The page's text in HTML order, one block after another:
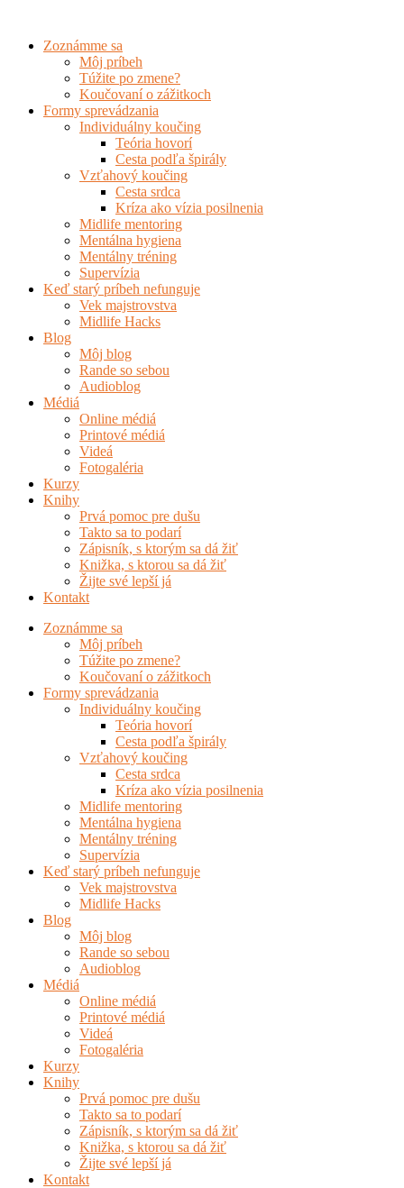
obsah
Zoznámme sa
Môj príbeh
Túžite po zmene?
Koučovaní o zážitkoch
Formy sprevádzania
Individuálny koučing
Teória hovorí
Cesta podľa špirály
Vzťahový koučing
Cesta srdca
Kríza ako vízia posilnenia
Midlife mentoring
Mentálna hygiena
Mentálny tréning
Supervízia
Keď starý príbeh nefunguje
Vek majstrovstva
Midlife Hacks
Blog
Môj blog
Rande so sebou
Audioblog
Médiá
Online médiá
Printové médiá
Videá
Fotogaléria
Kurzy
Knihy
Prvá pomoc pre dušu
Takto sa to podarí
Zápisník, s ktorým sa dá žiť
Knižka, s ktorou sa dá žiť
Žijte své lepší já
Kontakt
Zoznámme sa
Môj príbeh
Túžite po zmene?
Koučovaní o zážitkoch
Formy sprevádzania
Individuálny koučing
Teória hovorí
Cesta podľa špirály
Vzťahový koučing
Cesta srdca
Kríza ako vízia posilnenia
Midlife mentoring
Mentálna hygiena
Mentálny tréning
Supervízia
Keď starý príbeh nefunguje
Vek majstrovstva
Midlife Hacks
Blog
Môj blog
Rande so sebou
Audioblog
Médiá
Online médiá
Printové médiá
Videá
Fotogaléria
Kurzy
Knihy
Prvá pomoc pre dušu
Takto sa to podarí
Zápisník, s ktorým sa dá žiť
Knižka, s ktorou sa dá žiť
Žijte své lepší já
Kontakt